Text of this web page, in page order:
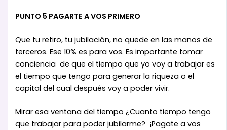
PUNTO 5 PAGARTE A VOS PRIMERO
Que tu retiro, tu jubilación, no quede en las manos de
terceros. Ese 10% es para vos. Es importante tomar
conciencia de que el tiempo que yo voy a trabajar es
el tiempo que tengo para generar la riqueza o el
capital del cual después voy a poder vivir.
Mirar esa ventana del tiempo ¿Cuanto tiempo tengo
que trabajar para poder jubilarme? ¡Pagate a vos